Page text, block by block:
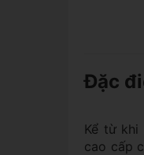
Đặc
Kể từ khi
cao cấp